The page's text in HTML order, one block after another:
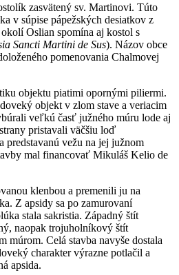
zasvätený sv. Martinovi. Túto
v súpise pápežských desiatkov z
Oslian spomína aj kostol s
Sancti Martini de Sus). Názov obce
pomenovania Chalmovej
objektu piatimi opornými piliermi.
objekt v zlom stave a veriacim
veľkú časť južného múru lode aj
pristavali väčšiu loď
predstavanú vežu na jej južnom
mal financovať Mikuláš Kelio de
klenbou a premenili ju na
Z apsidy sa po zamurovaní
stala sakristia. Západný štít
naopak trojuholníkový štít
múrom. Celá stavba navyše dostala
charakter výrazne potlačil a
apsida.